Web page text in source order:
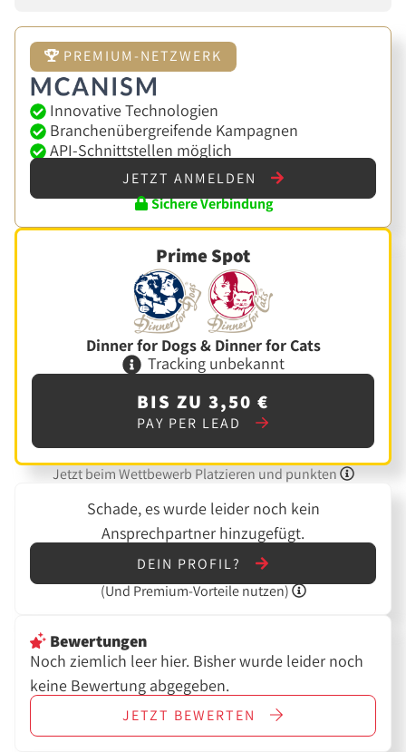
PREMIUM-NETZWERK
Innovative Technologien
Branchenübergreifende Kampagnen
API-Schnittstellen möglich
JETZT ANMELDEN
Sichere Verbindung
Prime Spot
Dinner for Dogs & Dinner for Cats
Tracking unbekannt
BIS ZU 3,50 €
PAY PER LEAD
Jetzt beim Wettbewerb Platzieren und punkten
Schade, es wurde leider noch kein
Ansprechpartner hinzugefügt.
DEIN PROFIL?
(Und Premium-Vorteile nutzen)
Bewertungen
Noch ziemlich leer hier. Bisher wurde leider noch
keine Bewertung abgegeben.
JETZT BEWERTEN